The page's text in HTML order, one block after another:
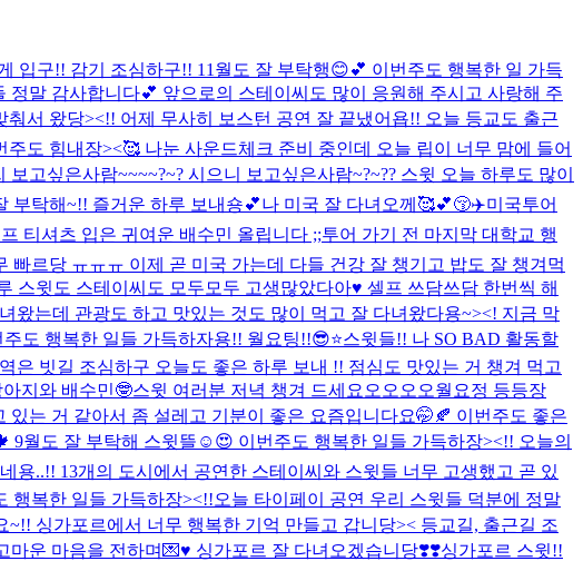
입구!! 감기 조심하구!! 11월도 잘 부탁행😊💕 이번주도 행복한 일 가득
말 감사합니다💕 앞으로의 스테이씨도 많이 응원해 주시고 사랑해 주
춰서 왔당><!! 어제 무사히 보스턴 공연 잘 끝냈어욥!! 오늘 등교도 출근
주도 힘내장><🥰 나눈 사운드체크 준비 중인데 오늘 립이 너무 맘에 들어
보고싶은사람~~~~?~? 시으니 보고싶은사람~?~?? 스윗 오늘 하루도 많이
부탁해~!! 즐거운 하루 보내숑💕나 미국 잘 다녀오께🥰💕😚✈️미국투어
티셔츠 입은 귀여운 배수민 올립니다 ;;투어 가기 전 마지막 대학교 행
빠르당 ㅠㅠㅠ 이제 곧 미국 가는데 다들 건강 잘 챙기고 밥도 잘 챙겨먹
스윗도 스테이씨도 모두모두 고생많았다아♥️ 셀프 쓰담쓰담 한번씩 해
녀왔는데 관광도 하고 맛있는 것도 많이 먹고 잘 다녀왔다용~><! 지금 막
도 행복한 일들 가득하자용!! 월요팅!!😎⭐️스윗들!! 나 SO BAD 활동할
은 빗길 조심하구 오늘도 좋은 하루 보내 !! 점심도 맛있는 거 챙겨 먹고
지와 배수민🤓스윗 여러분 저녁 챙겨 드세요오오오오월요정 등등장
있는 거 같아서 좀 설레고 기분이 좋은 요즘입니다요🤭🍂 이번주도 좋은
9월도 잘 부탁해 스윗뜰☺️😍 이번주도 행복한 일들 가득하장><!! 오늘의
용..!! 13개의 도시에서 공연한 스테이씨와 스윗들 너무 고생했고 곧 있
행복한 일들 가득하장><!!오늘 타이페이 공연 우리 스윗들 덕분에 정말
~!! 싱가포르에서 너무 행복한 기억 만들고 갑니당>< 등교길, 출근길 조
마운 마음을 전하며💌♥️ 싱가포르 잘 다녀오겠습니당❣️❣️싱가포르 스윗!!